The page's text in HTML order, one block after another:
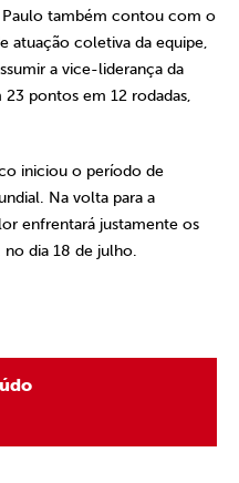
também contou com o
atuação coletiva da equipe,
a vice-liderança da
pontos em 12 rodadas,
iniciou o período de
Na volta para a
enfrentará justamente os
no dia 18 de julho.